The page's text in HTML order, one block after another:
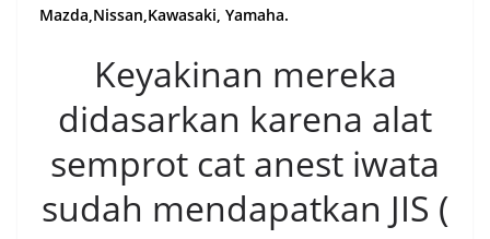
Mazda,Nissan,Kawasaki, Yamaha.
Keyakinan mereka
didasarkan karena alat
semprot cat anest iwata
sudah mendapatkan JIS (